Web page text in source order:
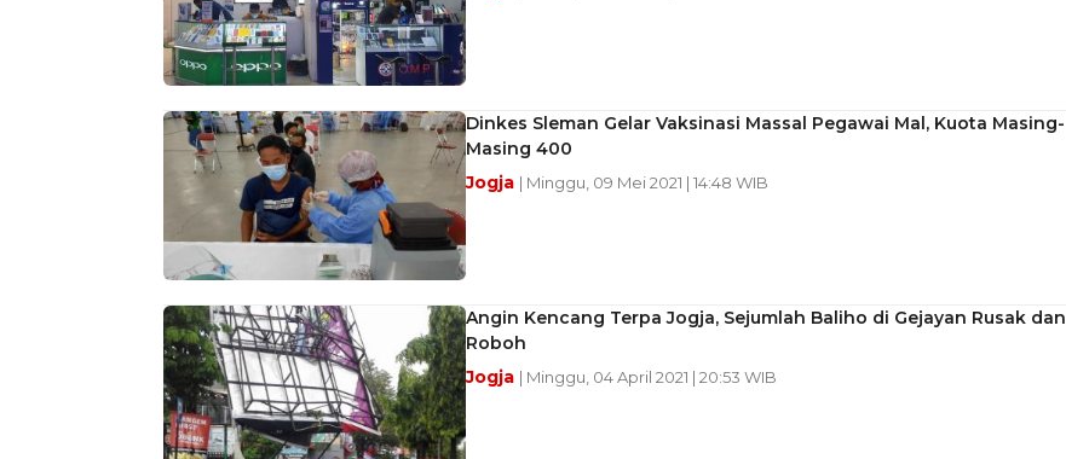
Dinkes Sleman Gelar Vaksinasi Massal Pegawai Mal, Kuota Masing-
Masing 400
Jogja | Minggu, 09 Mei 2021 | 14:48 WIB
Angin Kencang Terpa Jogja, Sejumlah Baliho di Gejayan Rusak dan
Roboh
Jogja | Minggu, 04 April 2021 | 20:53 WIB